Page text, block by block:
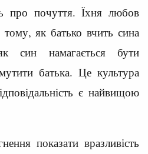
про почуття. Їхня любов
як батько вчить сина
син намагається бути
батька. Це культура
є найвищою
показати вразливість